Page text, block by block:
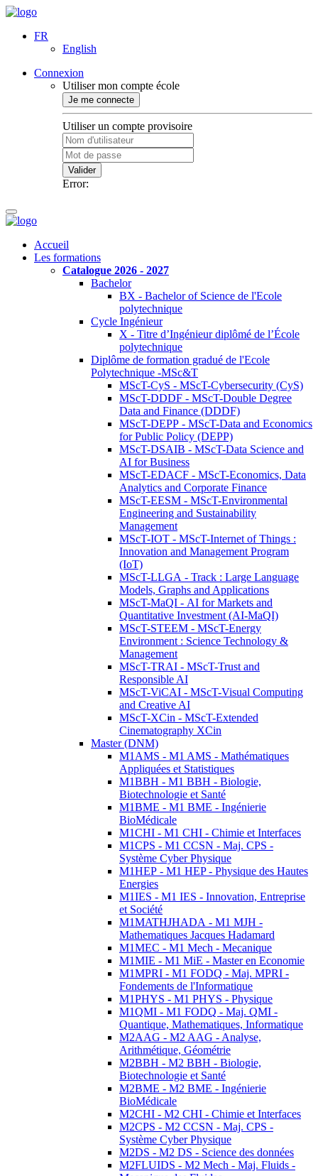
FR
English
Connexion
Utiliser mon compte école
Je me connecte
Utiliser un compte provisoire
Valider
Error:
Accueil
Les formations
Catalogue 2026 - 2027
Bachelor
BX - Bachelor of Science de l'Ecole
polytechnique
Cycle Ingénieur
X - Titre d’Ingénieur diplômé de l’École
polytechnique
Diplôme de formation gradué de l'Ecole
Polytechnique -MSc&T
MScT-CyS - MScT-Cybersecurity (CyS)
MScT-DDDF - MScT-Double Degree
Data and Finance (DDDF)
MScT-DEPP - MScT-Data and Economics
for Public Policy (DEPP)
MScT-DSAIB - MScT-Data Science and
AI for Business
MScT-EDACF - MScT-Economics, Data
Analytics and Corporate Finance
MScT-EESM - MScT-Environmental
Engineering and Sustainability
Management
MScT-IOT - MScT-Internet of Things :
Innovation and Management Program
(IoT)
MScT-LLGA - Track : Large Language
Models, Graphs and Applications
MScT-MaQI - AI for Markets and
Quantitative Investment (AI-MaQI)
MScT-STEEM - MScT-Energy
Environment : Science Technology &
Management
MScT-TRAI - MScT-Trust and
Responsible AI
MScT-ViCAI - MScT-Visual Computing
and Creative AI
MScT-XCin - MScT-Extended
Cinematography XCin
Master (DNM)
M1AMS - M1 AMS - Mathématiques
Appliquées et Statistiques
M1BBH - M1 BBH - Biologie,
Biotechnologie et Santé
M1BME - M1 BME - Ingénierie
BioMédicale
M1CHI - M1 CHI - Chimie et Interfaces
M1CPS - M1 CCSN - Maj. CPS -
Système Cyber Physique
M1HEP - M1 HEP - Physique des Hautes
Energies
M1IES - M1 IES - Innovation, Entreprise
et Société
M1MATHJHADA - M1 MJH -
Mathematiques Jacques Hadamard
M1MEC - M1 Mech - Mecanique
M1MIE - M1 MiE - Master en Economie
M1MPRI - M1 FODQ - Maj. MPRI -
Fondements de l'Informatique
M1PHYS - M1 PHYS - Physique
M1QMI - M1 FODQ - Maj. QMI -
Quantique, Mathematiques, Informatique
M2AAG - M2 AAG - Analyse,
Arithmétique, Géométrie
M2BBH - M2 BBH - Biologie,
Biotechnologie et Santé
M2BME - M2 BME - Ingénierie
BioMédicale
M2CHI - M2 CHI - Chimie et Interfaces
M2CPS - M2 CCSN - Maj. CPS -
Système Cyber Physique
M2DS - M2 DS - Science des données
M2FLUIDS - M2 Mech - Maj. Fluids -